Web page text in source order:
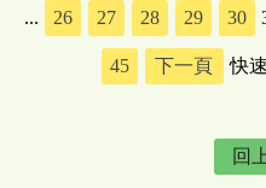
... 26 27 28 29 30
45 下一頁 快
回